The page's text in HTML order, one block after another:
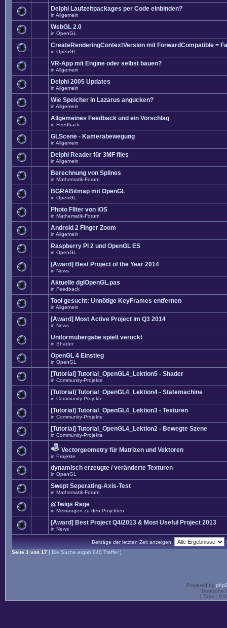
Delphi Laufzeitpackages per Code einbinden?
in Allgemein
WebGL 2.0
in OpenGL
CreateRenderingContextVersion mit ForwardCompatible =
in OpenGL
VR-App mit Engine oder selbst bauen?
in Allgemein
Delphi 2005 Updates
in Allgemein
Wie Speicher in Lazarus angucken?
in Allgemein
Allgemeines Feedback und ein Vorschlag
in Feedback
GLScene - Kamerabewegung
in Allgemein
Delphi Reader für 3MF files
in Allgemein
Berechnung von Splines
in Mathematik-Forum
BGRABitmap mit OpenGL
in OpenGL
Photo FIlter von iOS
in Mathematik-Forum
Android 2 Finger Zoom
in Allgemein
Raspberry PI 2 und OpenGL ES
in OpenGL
[Award] Best Project of the Year 2014
in News
Aktuelle dglOpenGL.pas
in Feedback
Tool gesucht: Unnötige KeyFrames entfernen
in Allgemein
[Award] Most Active Project im Q3 2014
in News
Uniformübergabe spielt verückt
in Shader
OpenGL 4 Einstieg
in OpenGL
[Tutorial] Tutorial_OpenGL4_Lektion5 - Shader
in Community-Projekte
[Tutorial] Tutorial_OpenGL4_Lektion4 - Statemachine
in Community-Projekte
[Tutorial] Tutorial_OpenGL4_Lektion3 - Texturen
in Community-Projekte
[Tutorial] Tutorial_OpenGL4_Lektion2 - Bewegte Szene
in Community-Projekte
Vectorgeometry für Matrizen und Vektoren
in Projekte
dynamisch erzeugte / veränderte Texturen
in OpenGL
Swept Seperating-Axis-Test
in Mathematik-Forum
@Twigs Rage
in Meinungen zu den Projekten
[Award] Best Project Q4/2013 & Most Useful Project 2013
in News
Beiträge der letzten Zeit anzeigen:
Seite 1 von 17 [ Die Suche ergab 840 Treffer ]
Powered by
Deutsche
[ Time :